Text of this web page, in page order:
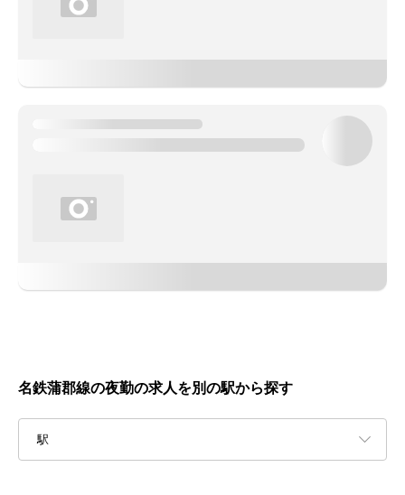
名鉄蒲郡線の夜勤の求人を別の駅から探す
駅